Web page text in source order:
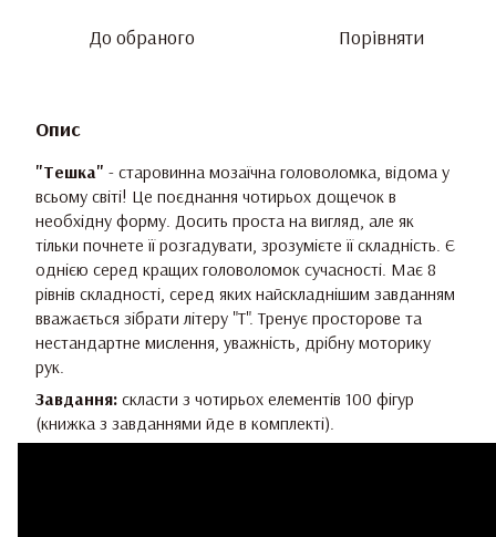
До обраного Порівняти
Опис
"Тешка" - старовинна мозаїчна головоломка, відома у
всьому світі! Це поєднання чотирьох дощечок в
необхідну форму. Досить проста на вигляд, але як
тільки почнете її розгадувати, зрозумієте її складність. Є
однією серед кращих головоломок сучасності. Має 8
рівнів складності, серед яких найскладнішим завданням
вважається зібрати літеру "Т". Тренує просторове та
нестандартне мислення, уважність, дрібну моторику
рук.
Завдання: скласти з чотирьох елементів 100 фігур
(книжка з завданнями йде в комплекті).